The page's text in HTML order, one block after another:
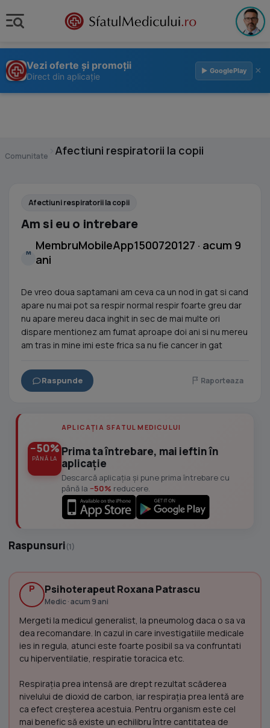
Vezi oferte și promoții
Direct din aplicație
▶ GooglePlay ×
Comunitate Afectiuni respiratorii la copii
Afectiuni respiratorii la copii
Am si eu o intrebare
M
MembruMobileApp1500720127 · acum 9
ani
De vreo doua saptamani am ceva ca un nod in gat si cand
apare nu mai pot sa respir normal respir foarte greu dar
nu apare mereu daca inghit in sec de mai multe ori
dispare mentionez am fumat aproape doi ani si nu mereu
am tras in mine imi este frica sa nu fie cancer in gat
Raspunde Raporteaza
−50%
PÂNĂ LA
APLICAȚIA SFATUL MEDICULUI
Prima ta întrebare, mai ieftin în
aplicație
Descarcă aplicația și pune prima întrebare cu
până la −50% reducere.
Raspunsuri(1)
P Psihoterapeut Roxana Patrascu
Medic · acum 9 ani
Mergeti la medicul generalist, la pneumolog daca o sa va
dea recomandare. In cazul in care investigatiile medicale
ies in regula, atunci este foarte posibil sa va confruntati
cu hiperventilatie, respiratie toracica etc.
Respiraţia prea intensă are drept rezultat scăderea
nivelului de dioxid de carbon, iar respiraţia prea lentă are
ca efect creşterea acestuia. Pentru organism este cel
mai benefic să existe un echilibru între cantitatea de